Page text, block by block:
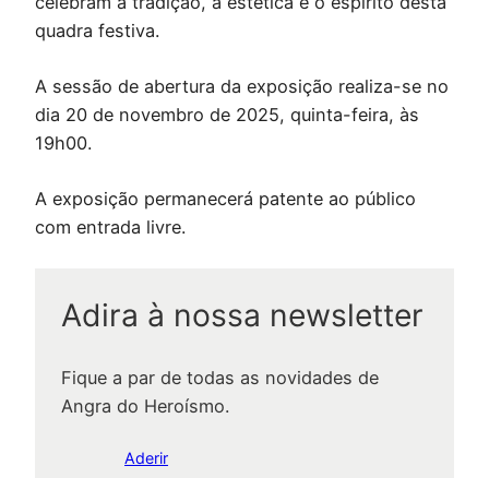
quadra festiva.
A sessão de abertura da exposição realiza-se no
dia 20 de novembro de 2025, quinta-feira, às
19h00.
A exposição permanecerá patente ao público
com entrada livre.
Adira à nossa newsletter
Fique a par de todas as novidades de
Angra do Heroísmo.
Aderir